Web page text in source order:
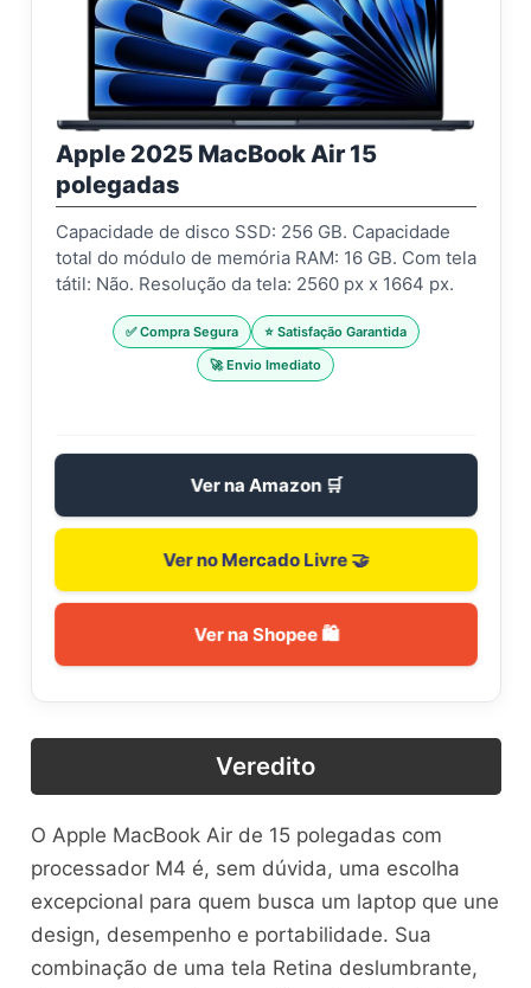
Apple 2025 MacBook Air 15
polegadas
Capacidade de disco SSD: 256 GB. Capacidade
total do módulo de memória RAM: 16 GB. Com tela
tátil: Não. Resolução da tela: 2560 px x 1664 px.
✅ Compra Segura
⭐ Satisfação Garantida
🚀 Envio Imediato
Ver na Amazon 🛒
Ver no Mercado Livre 🤝
Ver na Shopee 🛍️
Veredito
O Apple MacBook Air de 15 polegadas com
processador M4 é, sem dúvida, uma escolha
excepcional para quem busca um laptop que une
design, desempenho e portabilidade. Sua
combinação de uma tela Retina deslumbrante,